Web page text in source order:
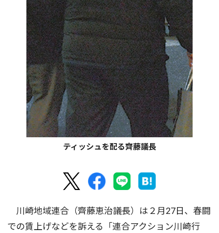
ティッシュを配る齊藤議長
川崎地域連合（齊藤恵治議長）は２月27日、春闘
での賃上げなどを訴える「連合アクション川崎行